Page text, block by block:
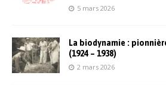
5 mars 2026
La biodynamie :
(1924 – 1938)
2 mars 2026